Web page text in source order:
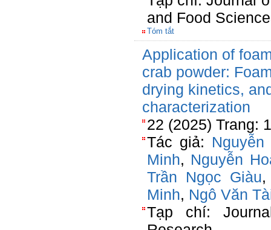
and Food
Tóm tắt
Application of
crab powder:
drying kinetics,
characterization
22 (2025) Trang:
Tác giả:
Minh, Nguyễn
Trần Ngọc Giàu
Minh, Ngô Văn
Tạp chí: